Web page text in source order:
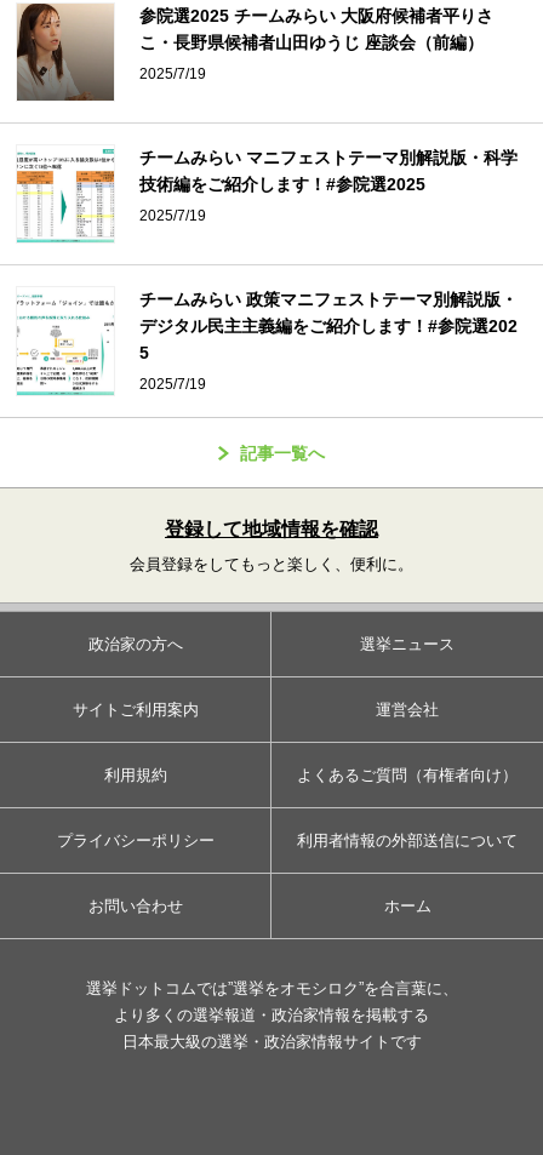
参院選2025 チームみらい 大阪府候補者平りさ
こ・長野県候補者山田ゆうじ 座談会（前編）
2025/7/19
チームみらい マニフェストテーマ別解説版・科学
技術編をご紹介します！#参院選2025
2025/7/19
チームみらい 政策マニフェストテーマ別解説版・
デジタル民主主義編をご紹介します！#参院選202
5
2025/7/19
記事一覧へ
登録して地域情報を確認
会員登録をしてもっと楽しく、便利に。
政治家の方へ 選挙ニュース
サイトご利用案内 運営会社
利用規約 よくあるご質問（有権者向け）
プライバシーポリシー 利用者情報の外部送信について
お問い合わせ ホーム
選挙ドットコムでは”選挙をオモシロク”を合言葉に、
より多くの選挙報道・政治家情報を掲載する
日本最大級の選挙・政治家情報サイトです